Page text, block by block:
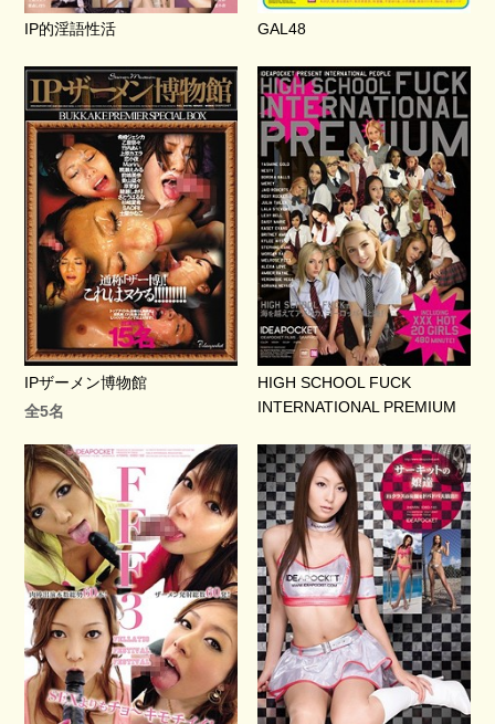
IP的淫語性活 GAL48
IPザーメン博物館
全5名
HIGH SCHOOL FUCK
INTERNATIONAL PREMIUM